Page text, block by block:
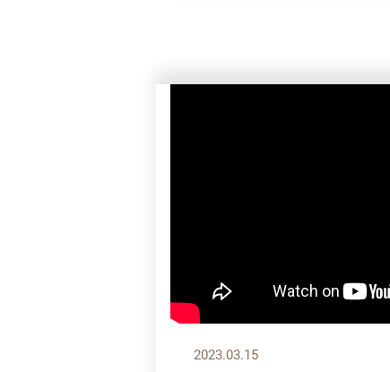
2023.03.15